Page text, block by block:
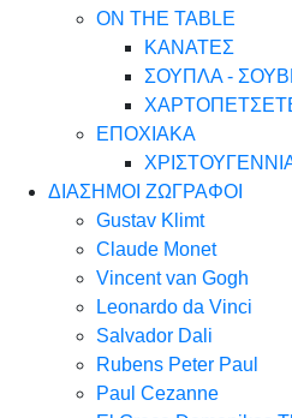
ON THE TABLE
ΚΑΝΑΤΕΣ
ΣΟΥΠΛΑ -
ΕΠΟΧΙΑΚΑ
ΔΙΑΣΗΜΟΙ ΖΩΓΡΑΦΟΙ
Gustav Klimt
Claude Monet
Vincent van Gogh
Leonardo da Vinci
Salvador Dali
Rubens Peter Paul
Paul Cezanne